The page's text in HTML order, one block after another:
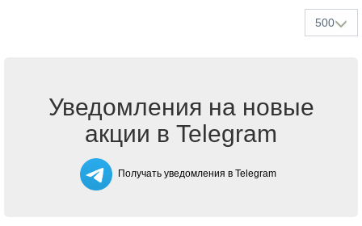
500
Уведомления на новые
акции в Telegram
Получать уведомления в Telegram